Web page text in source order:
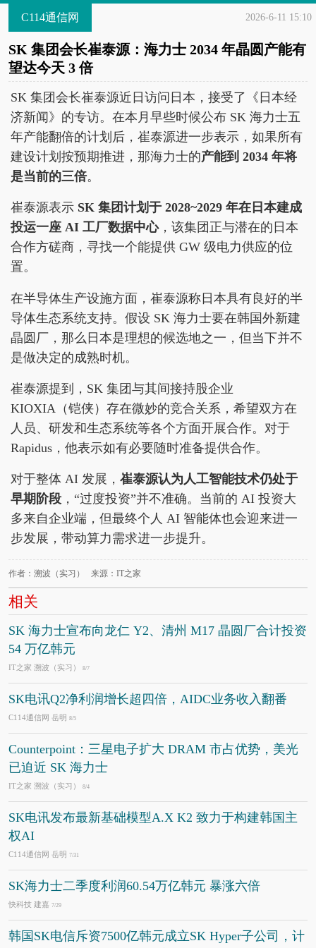
C114通信网 2026-6-11 15:10
SK 集团会长崔泰源：海力士 2034 年晶圆产能有
望达今天 3 倍
SK 集团会长崔泰源近日访问日本，接受了《日本经
济新闻》的专访。在本月早些时候公布 SK 海力士五
年产能翻倍的计划后，崔泰源进一步表示，如果所有
建设计划按预期推进，那海力士的产能到 2034 年将
是当前的三倍。
崔泰源表示 SK 集团计划于 2028~2029 年在日本建成
投运一座 AI 工厂数据中心，该集团正与潜在的日本
合作方磋商，寻找一个能提供 GW 级电力供应的位
置。
在半导体生产设施方面，崔泰源称日本具有良好的半
导体生态系统支持。假设 SK 海力士要在韩国外新建
晶圆厂，那么日本是理想的候选地之一，但当下并不
是做决定的成熟时机。
崔泰源提到，SK 集团与其间接持股企业
KIOXIA（铠侠）存在微妙的竞合关系，希望双方在
人员、研发和生态系统等各个方面开展合作。对于
Rapidus，他表示如有必要随时准备提供合作。
对于整体 AI 发展， 崔泰源认为人工智能技术仍处于
早期阶段 ，“过度投资”并不准确。当前的 AI 投资大
多来自企业端，但最终个人 AI 智能体也会迎来进一
步发展，带动算力需求进一步提升。
作者：溯波（实习） 来源：IT之家
相关
SK 海力士宣布向龙仁 Y2、清州 M17 晶圆厂合计投资
54 万亿韩元
IT之家 溯波（实习） 8/7
SK电讯Q2净利润增长超四倍，AIDC业务收入翻番
C114通信网 岳明 8/5
Counterpoint：三星电子扩大 DRAM 市占优势，美光
已迫近 SK 海力士
IT之家 溯波（实习） 8/4
SK电讯发布最新基础模型A.X K2 致力于构建韩国主
权AI
C114通信网 岳明 7/31
SK海力士二季度利润60.54万亿韩元 暴涨六倍
快科技 建嘉 7/29
韩国SK电信斥资7500亿韩元成立SK Hyper子公司，计